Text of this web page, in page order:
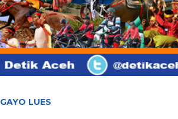
GAYO LUES